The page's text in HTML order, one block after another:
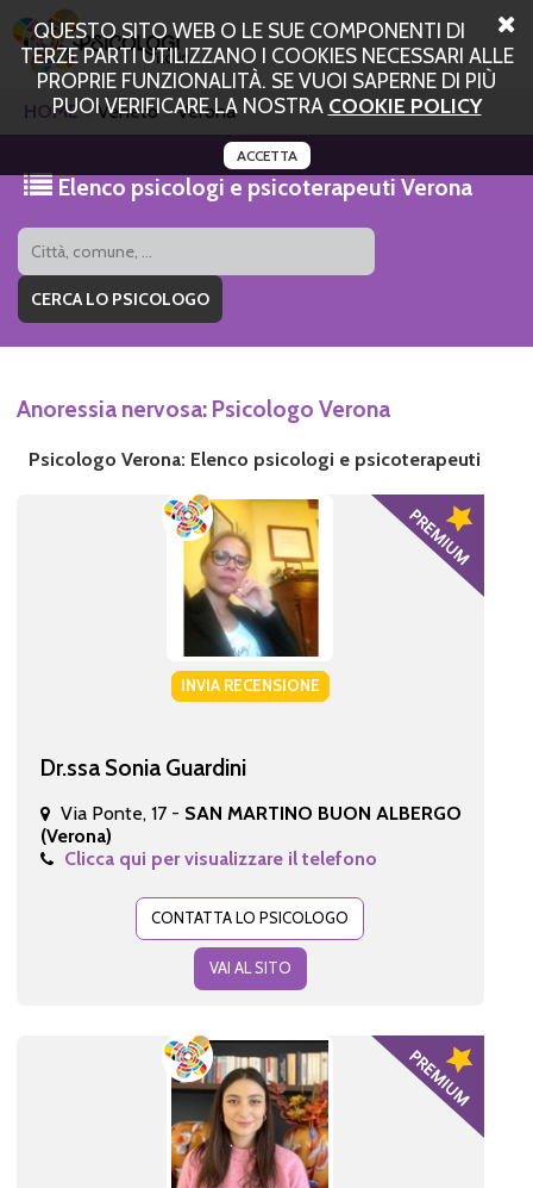
QUESTO SITO WEB O LE SUE COMPONENTI DI
TERZE PARTI UTILIZZANO I COOKIES NECESSARI ALLE
PROPRIE FUNZIONALITÀ. SE VUOI SAPERNE DI PIÙ
PUOI VERIFICARE LA NOSTRA COOKIE POLICY
ACCETTA
HOME Veneto Verona
Elenco psicologi e psicoterapeuti Verona
Anoressia nervosa: Psicologo Verona
Psicologo Verona: Elenco psicologi e psicoterapeuti
INVIA RECENSIONE
Dr.ssa Sonia Guardini
Via Ponte, 17 - SAN MARTINO BUON ALBERGO
(Verona)
Clicca qui per visualizzare il telefono
CONTATTA LO PSICOLOGO
VAI AL SITO